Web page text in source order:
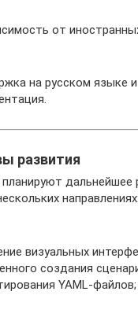
от
на русском языке
развития
дальнейшее
направлениях:
визуальных
создания
YAML-файлов;